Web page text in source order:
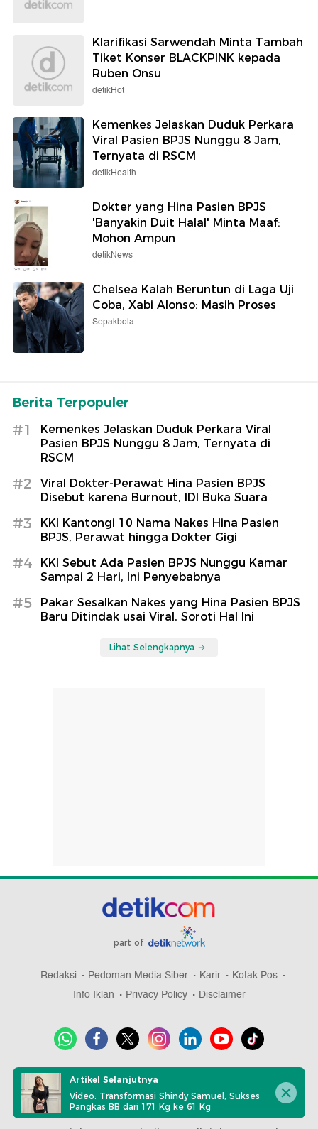
Klarifikasi Sarwendah Minta Tambah
Tiket Konser BLACKPINK kepada
Ruben Onsu
detikHot
Kemenkes Jelaskan Duduk Perkara
Viral Pasien BPJS Nunggu 8 Jam,
Ternyata di RSCM
detikHealth
Dokter yang Hina Pasien BPJS
'Banyakin Duit Halal' Minta Maaf:
Mohon Ampun
detikNews
Chelsea Kalah Beruntun di Laga Uji
Coba, Xabi Alonso: Masih Proses
Sepakbola
Berita Terpopuler
#1
Kemenkes Jelaskan Duduk Perkara Viral
Pasien BPJS Nunggu 8 Jam, Ternyata di
RSCM
#2
Viral Dokter-Perawat Hina Pasien BPJS
Disebut karena Burnout, IDI Buka Suara
#3
KKI Kantongi 10 Nama Nakes Hina Pasien
BPJS, Perawat hingga Dokter Gigi
#4
KKI Sebut Ada Pasien BPJS Nunggu Kamar
Sampai 2 Hari, Ini Penyebabnya
#5
Pakar Sesalkan Nakes yang Hina Pasien BPJS
Baru Ditindak usai Viral, Soroti Hal Ini
Lihat Selengkapnya
part of
Redaksi Pedoman Media Siber Karir
Kotak Pos
Info Iklan
Privacy Policy Disclaimer
Artikel Selanjutnya
Video: Transformasi Shindy Samuel, Sukses
Pangkas BB dari 171 Kg ke 61 Kg